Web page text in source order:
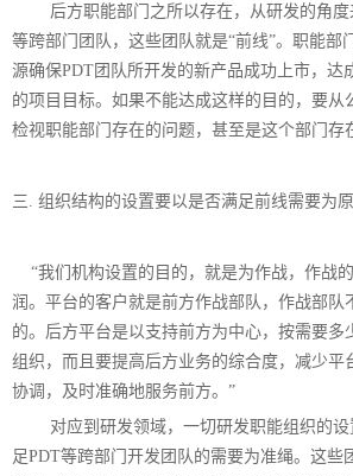
后方职能部门之所以存在，从研发的角
等跨部门团队，这些团队就是“前线”。职能部
源确保PDT团队所开发的新产品成功上市，达
的项目目标。如果不能达成这样的目的，要从
检视职能部门存在的问题，甚至是这个部门存
三. 组织结构的设置要以是否满足前线需要为原
“我们机构设置的目的，就是为作战，作战
润。平台的客户就是前方作战部队，作战部队
的。后方平台是以支持前方为中心，按需要多
组织，而且要提高后方业务的综合度，减少平
协调，及时准确地服务前方。”
对应到研发领域，一切研发职能组织的
足PDT等跨部门开发团队的需要为准绳。这些